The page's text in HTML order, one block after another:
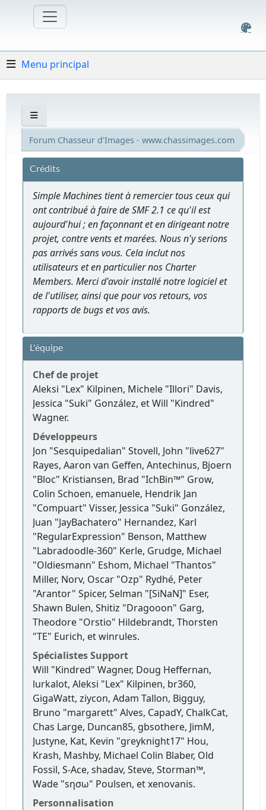
Menu principal
Forum Chasseur d'Images - www.chassimages.com
Crédits
Simple Machines tient à remercier tous ceux qui
ont contribué à faire de SMF 2.1 ce qu'il est
aujourd'hui ; en façonnant et en dirigeant notre
projet, contre vents et marées. Nous n'y serions
pas arrivés sans vous. Cela inclut nos
utilisateurs et en particulier nos Charter
Members. Merci d'avoir installé notre logiciel et
de l'utiliser, ainsi que pour vos retours, vos
rapports de bugs et vos avis.
L'équipe
Chef de projet
Aleksi "Lex" Kilpinen, Michele "Illori" Davis,
Jessica "Suki" González, et Will "Kindred"
Wagner.
Développeurs
Jon "Sesquipedalian" Stovell, John "live627"
Rayes, Aaron van Geffen, Antechinus, Bjoern
"Bloc" Kristiansen, Brad "IchBin™" Grow,
Colin Schoen, emanuele, Hendrik Jan
"Compuart" Visser, Jessica "Suki" González,
Juan "JayBachatero" Hernandez, Karl
"RegularExpression" Benson, Matthew
"Labradoodle-360" Kerle, Grudge, Michael
"Oldiesmann" Eshom, Michael "Thantos"
Miller, Norv, Oscar "Ozp" Rydhé, Peter
"Arantor" Spicer, Selman "[SiNaN]" Eser,
Shawn Bulen, Shitiz "Dragooon" Garg,
Theodore "Orstio" Hildebrandt, Thorsten
"TE" Eurich, et winrules.
Spécialistes Support
Will "Kindred" Wagner, Doug Heffernan,
lurkalot, Aleksi "Lex" Kilpinen, br360,
GigaWatt, ziycon, Adam Tallon, Bigguy,
Bruno "margarett" Alves, CapadY, ChalkCat,
Chas Large, Duncan85, gbsothere, JimM,
Justyne, Kat, Kevin "greyknight17" Hou,
Krash, Mashby, Michael Colin Blaber, Old
Fossil, S-Ace, shadav, Steve, Storman™,
Wade "sησω" Poulsen, et xenovanis.
Personnalisation